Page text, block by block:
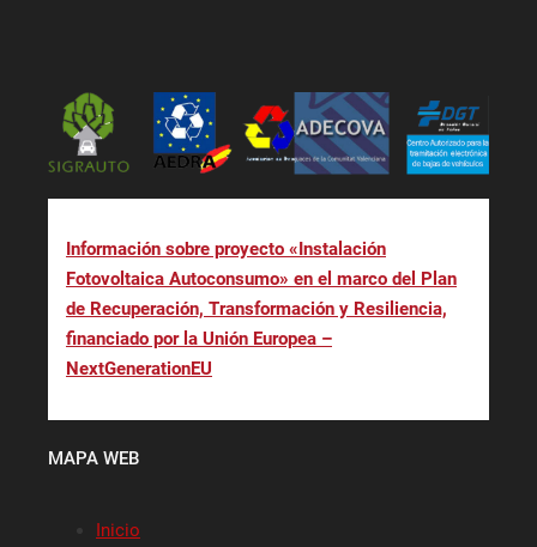
Información sobre proyecto «Instalación
Fotovoltaica Autoconsumo» en el marco del Plan
de Recuperación, Transformación y Resiliencia,
financiado por la Unión Europea –
NextGenerationEU
MAPA WEB
Inicio